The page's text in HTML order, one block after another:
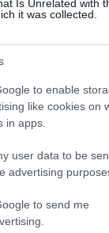
Is Unrelated with
it was collected.
to enable
like cookies on
in apps.
user data to be
advertising
to send me
száraz időben már
és a hajnalok is